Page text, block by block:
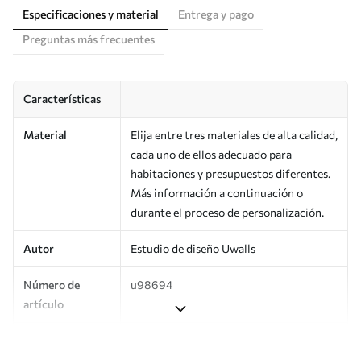
Especificaciones y material
Entrega y pago
Preguntas más frecuentes
Características
Material
Elija entre tres materiales de alta calidad,
cada uno de ellos adecuado para
habitaciones y presupuestos diferentes.
Más información a continuación o
durante el proceso de personalización.
Autor Estudio de diseño Uwalls
Número de
artículo
u98694